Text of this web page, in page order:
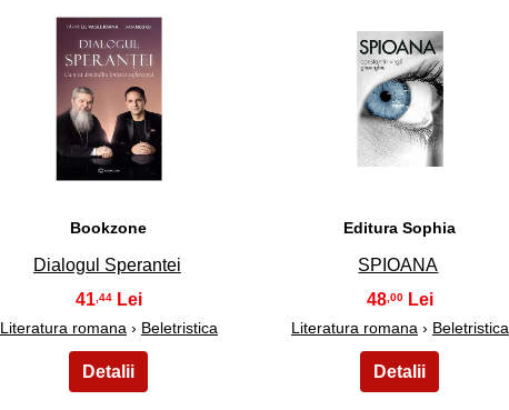
Bookzone
Dialogul Sperantei
41 ,44
Literatura romana › Beletristica
33
Editura Sophia
SPIOANA
48 ,00
Literatura romana › Beletristica